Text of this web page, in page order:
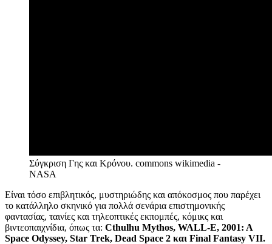
Σύγκριση Γης και Κρόνου. commons wikimedia -
NASA
Είναι τόσο επιβλητικός, μυστηριώδης και απόκοσμος που παρέχει
το κατάλληλο σκηνικό για πολλά σενάρια επιστημονικής
φαντασίας, ταινίες και τηλεοπτικές εκπομπές, κόμικς και
βιντεοπαιχνίδια, όπως τα: Cthulhu Mythos, WALL-E, 2001: A
Space Odyssey, Star Trek, Dead Space 2 και Final Fantasy VII.